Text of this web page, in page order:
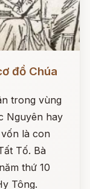
đồ Chúa
trong vùng
Nguyên hay
là con
Tố. Bà
thứ 10
Tông.